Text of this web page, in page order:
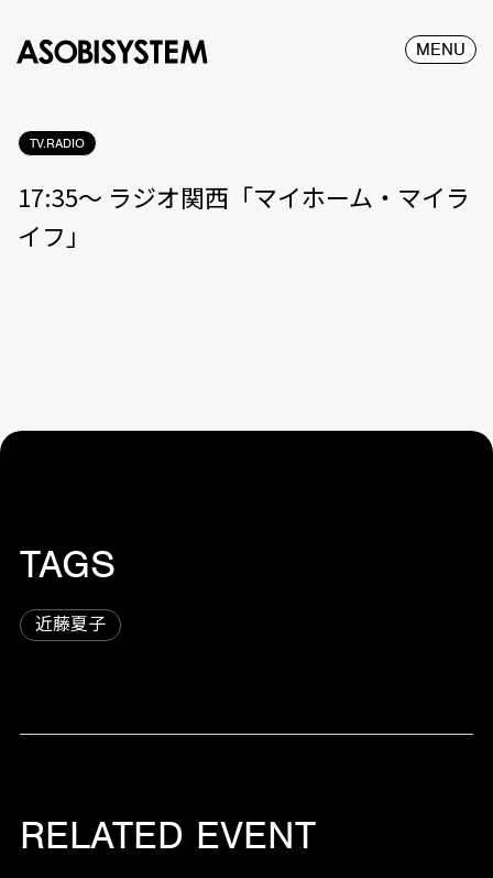
MENU
TV.RADIO
17:35〜 ラジオ関西「マイホーム・マイラ
イフ」
TAGS
近藤夏子
RELATED EVENT